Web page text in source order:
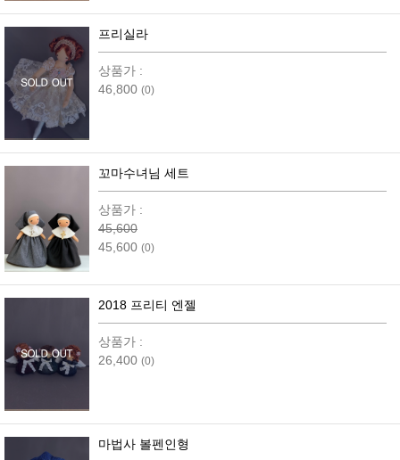
프리실라
상품가 :
46,800 (0)
꼬마수녀님 세트
상품가 :
45,600
45,600 (0)
2018 프리티 엔젤
상품가 :
26,400 (0)
마법사 볼펜인형